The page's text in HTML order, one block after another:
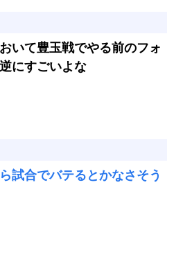
いて豊玉戦でやる前のフォ
にすごいよな
試合でバテるとかなさそう